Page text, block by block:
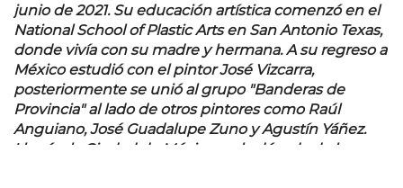
junio de 2021. Su educación artística comenzó en el
National School of Plastic Arts en San Antonio Texas,
donde vivía con su madre y hermana. A su regreso a
México estudió con el pintor José Vizcarra,
posteriormente se unió al grupo "Banderas de
Provincia" al lado de otros pintores como Raúl
Anguiano, José Guadalupe Zuno y Agustín Yáñez.
Llegó a la Ciudad de México en la década de los